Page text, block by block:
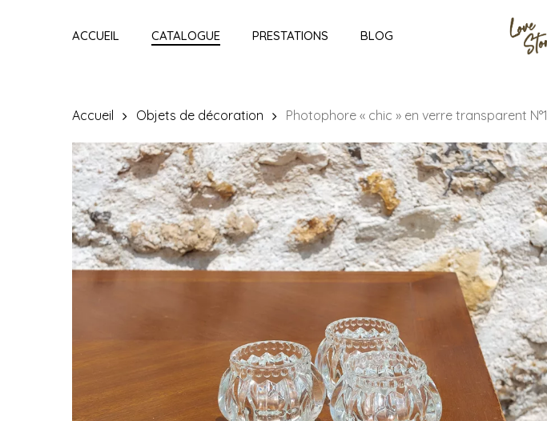
ACCUEIL CATALOGUE PRESTATIONS BLOG
Accueil Objets de décoration Photophore « chic » en verre transparent N°1